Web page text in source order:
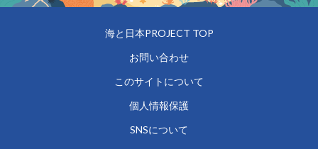
海と日本PROJECT TOP
お問い合わせ
このサイトについて
個人情報保護
SNSについて